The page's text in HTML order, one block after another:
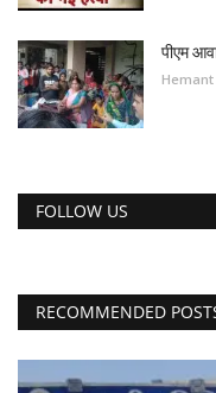
पीएम
FOLLOW US
RECOMMENDED